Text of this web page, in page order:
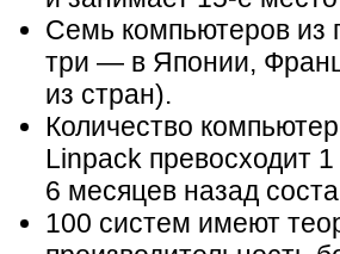
Семь компьютеров из
три — в Японии,
из стран).
Количество
Linpack превосходит
6 месяцев назад
100 систем имеют